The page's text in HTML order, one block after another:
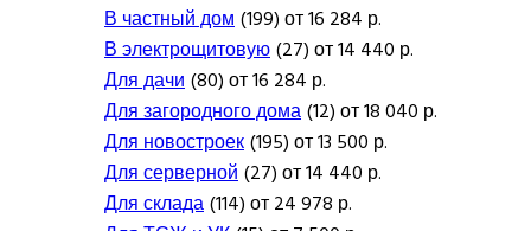
В частный дом(199) от 16 284 р.
В электрощитовую(27) от 14 440 р.
Для дачи(80) от 16 284 р.
Для загородного дома(12) от 18 040 р.
Для новостроек(195) от 13 500 р.
Для серверной(27) от 14 440 р.
Для склада(114) от 24 978 р.